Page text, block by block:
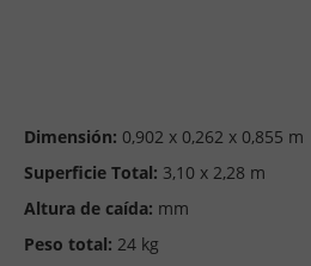
Dimensión: 0,902 x 0,262 x 0,855 m
Superficie Total: 3,10 x 2,28 m
Altura de caída: mm
Peso total: 24 kg